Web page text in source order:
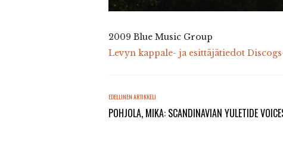
2009 Blue Music Group
Levyn kappale- ja esittäjätiedot
EDELLINEN ARTIKKELI
POHJOLA, MIKA: SCANDINAVIAN YULETIDE